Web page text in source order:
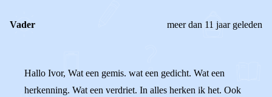
Vader meer dan 11 jaar geleden
Hallo Ivor, Wat een gemis. wat een gedicht. Wat een
herkenning. Wat een verdriet. In alles herken ik het. Ook